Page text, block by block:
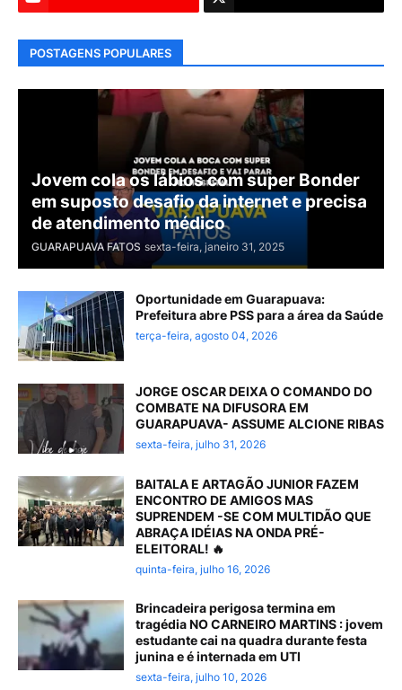
POSTAGENS POPULARES
Jovem cola os lábios com super Bonder
em suposto desafio da internet e precisa
de atendimento médico
GUARAPUAVA FATOS sexta-feira, janeiro 31, 2025
Oportunidade em Guarapuava:
Prefeitura abre PSS para a área da Saúde
terça-feira, agosto 04, 2026
JORGE OSCAR DEIXA O COMANDO DO
COMBATE NA DIFUSORA EM
GUARAPUAVA- ASSUME ALCIONE RIBAS
sexta-feira, julho 31, 2026
BAITALA E ARTAGÃO JUNIOR FAZEM
ENCONTRO DE AMIGOS MAS
SUPRENDEM -SE COM MULTIDÃO QUE
ABRAÇA IDÉIAS NA ONDA PRÉ-
ELEITORAL! 🔥
quinta-feira, julho 16, 2026
Brincadeira perigosa termina em
tragédia NO CARNEIRO MARTINS : jovem
estudante cai na quadra durante festa
junina e é internada em UTI
sexta-feira, julho 10, 2026